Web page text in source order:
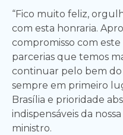
“Fico muito feliz,
com esta honraria.
compromisso com
parcerias que temos
continuar pelo bem
sempre em primeiro
Brasília e prioridade
indispensáveis da
ministro.